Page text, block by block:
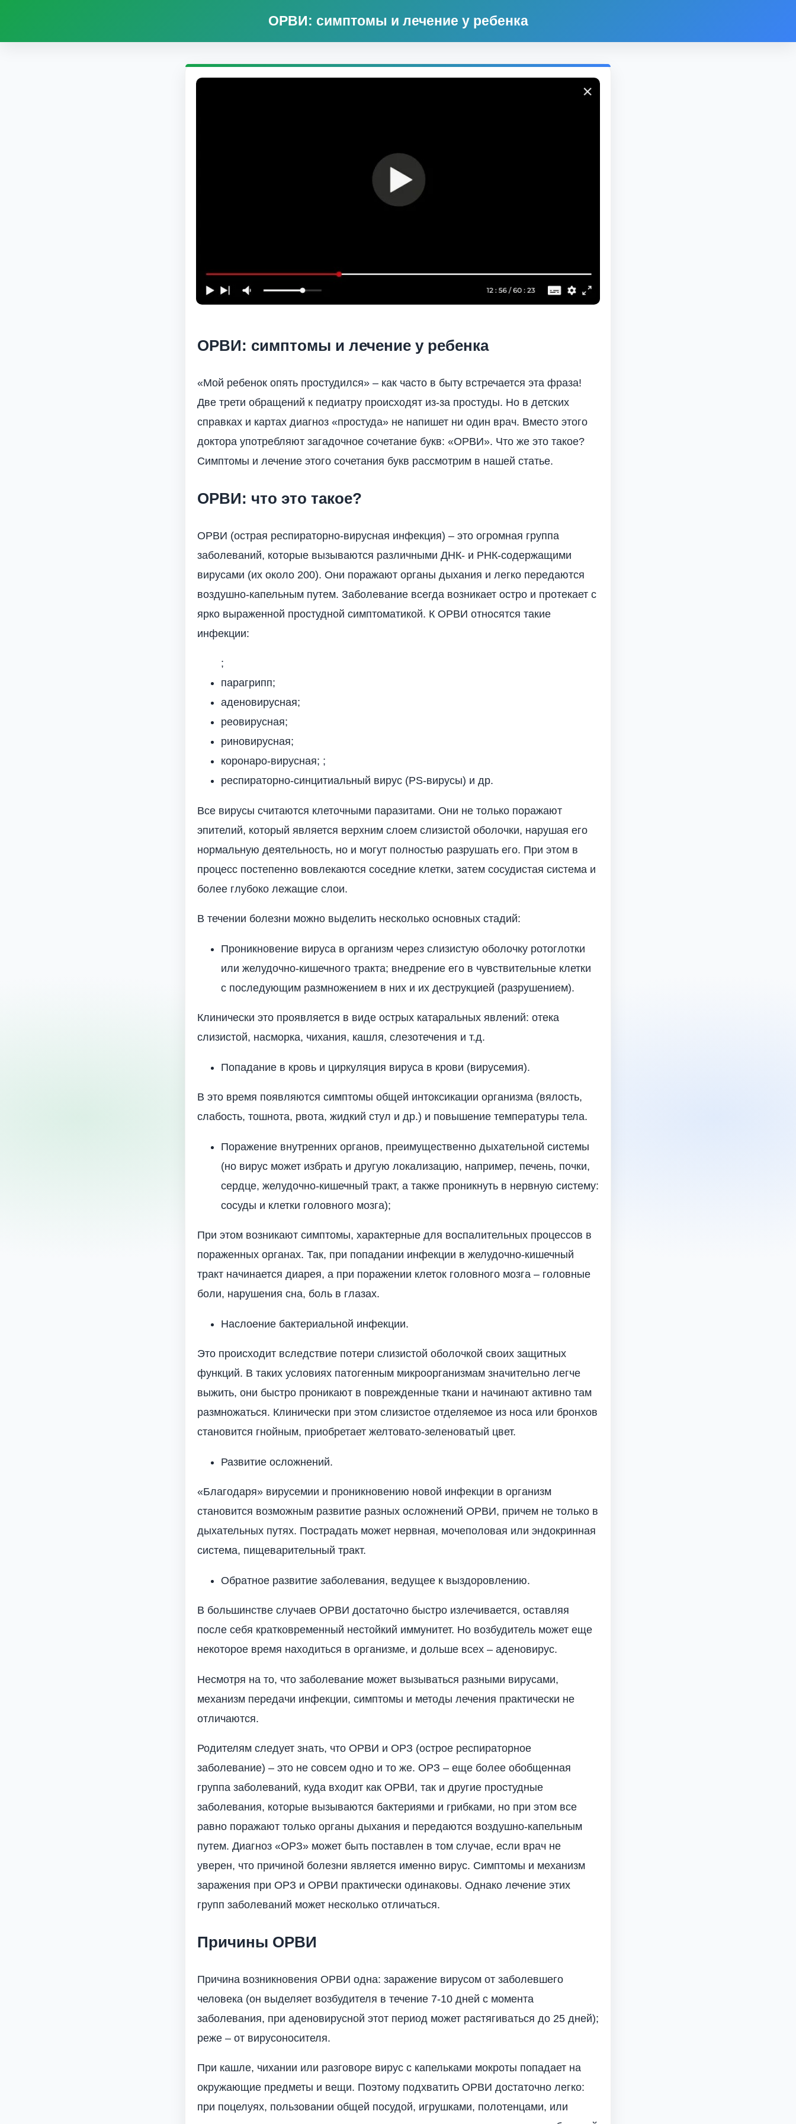
ОРВИ: симптомы и лечение у ребенка
ОРВИ: симптомы и лечение у ребенка
«Мой ребенок опять простудился» – как часто в быту встречается эта фраза!
Две трети обращений к педиатру происходят из-за простуды. Но в детских
справках и картах диагноз «простуда» не напишет ни один врач. Вместо этого
доктора употребляют загадочное сочетание букв: «ОРВИ». Что же это такое?
Симптомы и лечение этого сочетания букв рассмотрим в нашей статье.
ОРВИ: что это такое?
ОРВИ (острая респираторно-вирусная инфекция) – это огромная группа
заболеваний, которые вызываются различными ДНК- и РНК-содержащими
вирусами (их около 200). Они поражают органы дыхания и легко передаются
воздушно-капельным путем. Заболевание всегда возникает остро и протекает с
ярко выраженной простудной симптоматикой. К ОРВИ относятся такие
инфекции:
;
парагрипп;
аденовирусная;
реовирусная;
риновирусная;
коронаро-вирусная; ;
респираторно-синцитиальный вирус (РS-вирусы) и др.
Все вирусы считаются клеточными паразитами. Они не только поражают
эпителий, который является верхним слоем слизистой оболочки, нарушая его
нормальную деятельность, но и могут полностью разрушать его. При этом в
процесс постепенно вовлекаются соседние клетки, затем сосудистая система и
более глубоко лежащие слои.
В течении болезни можно выделить несколько основных стадий:
Проникновение вируса в организм через слизистую оболочку ротоглотки
или желудочно-кишечного тракта; внедрение его в чувствительные клетки
с последующим размножением в них и их деструкцией (разрушением).
Клинически это проявляется в виде острых катаральных явлений: отека
слизистой, насморка, чихания, кашля, слезотечения и т.д.
Попадание в кровь и циркуляция вируса в крови (вирусемия).
В это время появляются симптомы общей интоксикации организма (вялость,
слабость, тошнота, рвота, жидкий стул и др.) и повышение температуры тела.
Поражение внутренних органов, преимущественно дыхательной системы
(но вирус может избрать и другую локализацию, например, печень, почки,
сердце, желудочно-кишечный тракт, а также проникнуть в нервную систему:
сосуды и клетки головного мозга);
При этом возникают симптомы, характерные для воспалительных процессов в
пораженных органах. Так, при попадании инфекции в желудочно-кишечный
тракт начинается диарея, а при поражении клеток головного мозга – головные
боли, нарушения сна, боль в глазах.
Наслоение бактериальной инфекции.
Это происходит вследствие потери слизистой оболочкой своих защитных
функций. В таких условиях патогенным микроорганизмам значительно легче
выжить, они быстро проникают в поврежденные ткани и начинают активно там
размножаться. Клинически при этом слизистое отделяемое из носа или бронхов
становится гнойным, приобретает желтовато-зеленоватый цвет.
Развитие осложнений.
«Благодаря» вирусемии и проникновению новой инфекции в организм
становится возможным развитие разных осложнений ОРВИ, причем не только в
дыхательных путях. Пострадать может нервная, мочеполовая или эндокринная
система, пищеварительный тракт.
Обратное развитие заболевания, ведущее к выздоровлению.
В большинстве случаев ОРВИ достаточно быстро излечивается, оставляя
после себя кратковременный нестойкий иммунитет. Но возбудитель может еще
некоторое время находиться в организме, и дольше всех – аденовирус.
Несмотря на то, что заболевание может вызываться разными вирусами,
механизм передачи инфекции, симптомы и методы лечения практически не
отличаются.
Родителям следует знать, что ОРВИ и ОРЗ (острое респираторное
заболевание) – это не совсем одно и то же. ОРЗ – еще более обобщенная
группа заболеваний, куда входит как ОРВИ, так и другие простудные
заболевания, которые вызываются бактериями и грибками, но при этом все
равно поражают только органы дыхания и передаются воздушно-капельным
путем. Диагноз «ОРЗ» может быть поставлен в том случае, если врач не
уверен, что причиной болезни является именно вирус. Симптомы и механизм
заражения при ОРЗ и ОРВИ практически одинаковы. Однако лечение этих
групп заболеваний может несколько отличаться.
Причины ОРВИ
Причина возникновения ОРВИ одна: заражение вирусом от заболевшего
человека (он выделяет возбудителя в течение 7-10 дней с момента
заболевания, при аденовирусной этот период может растягиваться до 25 дней);
реже – от вирусоносителя.
При кашле, чихании или разговоре вирус с капельками мокроты попадает на
окружающие предметы и вещи. Поэтому подхватить ОРВИ достаточно легко:
при поцелуях, пользовании общей посудой, игрушками, полотенцами, или